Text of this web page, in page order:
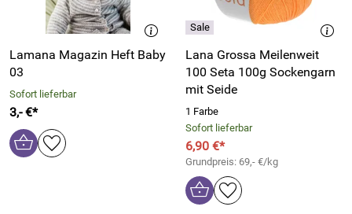
Lamana Magazin Heft Baby
03
Sofort lieferbar
3,- €*
Lana Grossa Meilenweit
100 Seta 100g Sockengarn
mit Seide
1 Farbe
Sofort lieferbar
6,90 €*
Grundpreis: 69,- €/kg